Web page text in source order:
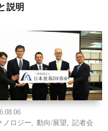
説明
ノロジー
動向/展望
記者会